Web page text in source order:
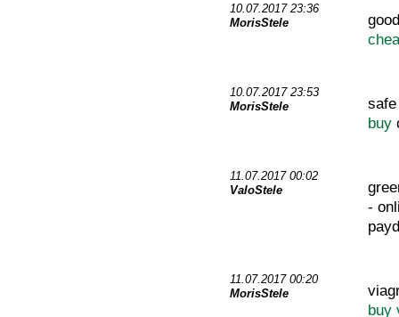
10.07.2017 23:36
MorisStele
10.07.2017 23:53
MorisStele
buy
11.07.2017 00:02
ValoStele
-
11.07.2017 00:20
MorisStele
buy